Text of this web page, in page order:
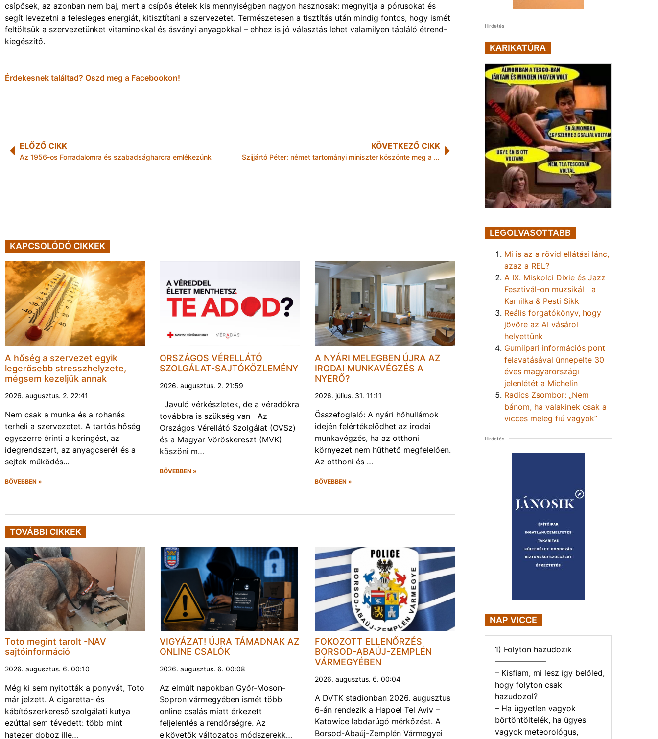
csípősek, az azonban nem baj, mert a csípős ételek kis mennyiségben nagyon hasznosak: megnyitja a pórusokat és
segít levezetni a felesleges energiát, kitisztítani a szervezetet. Természetesen a tisztítás után mindig fontos, hogy ismét
feltöltsük a szervezetünket vitaminokkal és ásványi anyagokkal – ehhez is jó választás lehet valamilyen tápláló étrend-
kiegészítő.
Érdekesnek találtad? Oszd meg a Facebookon!
ELŐZŐ CIKK
Az 1956-os Forradalomra és szabadságharcra emlékezünk
KÖVETKEZŐ CIKK
Szijjártó Péter: német tartományi miniszter köszönte meg a magyar határvédelmet
KAPCSOLÓDÓ CIKKEK
A hőség a szervezet egyik
legerősebb stresszhelyzete,
mégsem kezeljük annak
2026. augusztus. 2. 22:41
Nem csak a munka és a rohanás
terheli a szervezetet. A tartós hőség
egyszerre érinti a keringést, az
idegrendszert, az anyagcserét és a
sejtek működés…
BŐVEBBEN »
ORSZÁGOS VÉRELLÁTÓ
SZOLGÁLAT-SAJTÓKÖZLEMÉNY
2026. augusztus. 2. 21:59
Javuló vérkészletek, de a véradókra
továbbra is szükség van Az
Országos Vérellátó Szolgálat (OVSz)
és a Magyar Vöröskereszt (MVK)
köszöni m…
BŐVEBBEN »
A NYÁRI MELEGBEN ÚJRA AZ
IRODAI MUNKAVÉGZÉS A
NYERŐ?
2026. július. 31. 11:11
Összefoglaló: A nyári hőhullámok
idején felértékelődhet az irodai
munkavégzés, ha az otthoni
környezet nem hűthető megfelelően.
Az otthoni és …
BŐVEBBEN »
TOVÁBBI CIKKEK
Toto megint tarolt -NAV
sajtóinformáció
2026. augusztus. 6. 00:10
Még ki sem nyitották a ponyvát, Toto
már jelzett. A cigaretta- és
kábítószerkereső szolgálati kutya
ezúttal sem tévedett: több mint
hatezer doboz ille…
VIGYÁZAT! ÚJRA TÁMADNAK AZ
ONLINE CSALÓK
2026. augusztus. 6. 00:08
Az elmúlt napokban Győr-Moson-
Sopron vármegyében ismét több
online csalás miatt érkezett
feljelentés a rendőrségre. Az
elkövetők változatos módszerekk…
FOKOZOTT ELLENŐRZÉS
BORSOD-ABAÚJ-ZEMPLÉN
VÁRMEGYÉBEN
2026. augusztus. 6. 00:04
A DVTK stadionban 2026. augusztus
6-án rendezik a Hapoel Tel Aviv –
Katowice labdarúgó mérkőzést. A
Borsod-Abaúj-Zemplén Vármegyei
Hirdetés
KARIKATÚRA
LEGOLVASOTTABB
Mi is az a rövid ellátási lánc,
azaz a REL?
A IX. Miskolci Dixie és Jazz
Fesztivál-on muzsikál a
Kamilka & Pesti Sikk
Reális forgatókönyv, hogy
jövőre az AI vásárol
helyettünk
Gumiipari információs pont
felavatásával ünnepelte 30
éves magyarországi
jelenlétét a Michelin
Radics Zsombor: „Nem
bánom, ha valakinek csak a
vicces meleg fiú vagyok”
Hirdetés
NAP VICCE
1) Folyton hazudozik
——————–
– Kisfiam, mi lesz így belőled,
hogy folyton csak
hazudozol?
– Ha ügyetlen vagyok
börtöntöltelék, ha ügyes
vagyok meteorológus,